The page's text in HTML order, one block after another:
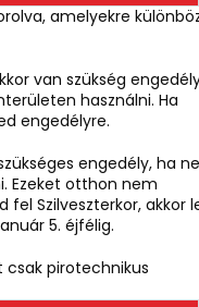
amelyekre
van szükség
használni. Ha
engedélyre.
engedély, ha
Ezeket otthon nem
Szilveszterkor, akkor
5. éjfélig.
csak pirotechnikus